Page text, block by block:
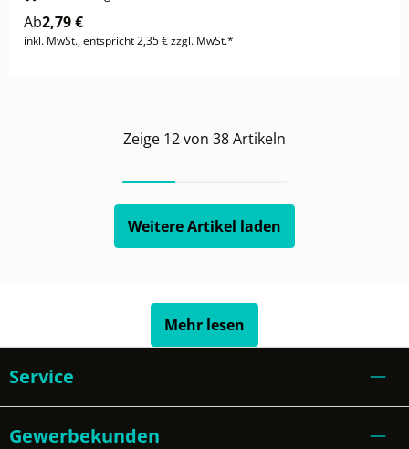
Ab2,79 €
inkl. MwSt., entspricht 2,35 € zzgl. MwSt.*
Zeige 12von 38Artikeln
Weitere Artikel laden
Mehr lesen
Service
Gewerbekunden